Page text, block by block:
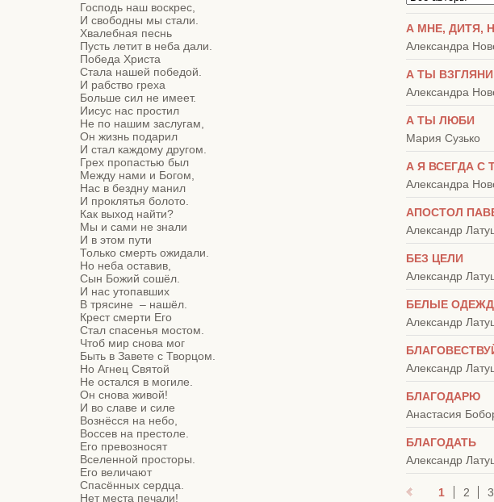
Господь наш воскрес,
И свободны мы стали.
Хвалебная песнь
Пусть летит в неба дали.
Победа Христа
Стала нашей победой.
И рабство греха
Больше сил не имеет.
Иисус нас простил
Не по нашим заслугам,
Он жизнь подарил
И стал каждому другом.
Грех пропастью был
Между нами и Богом,
Нас в бездну манил
И проклятья болото.
Как выход найти?
Мы и сами не знали
И в этом пути
Только смерть ожидали.
Но неба оставив,
Сын Божий сошёл.
И нас утопавших
В трясине  – нашёл.
Крест смерти Его
Стал спасенья мостом.
Чтоб мир снова мог
Быть в Завете с Творцом.
Но Агнец Святой
Не остался в могиле.
Он снова живой!
И во славе и силе
Вознёсся на небо,
Воссев на престоле.
Его превозносят
Вселенной просторы.
Его величают
Спасённых сердца.
Нет места печали!
А МНЕ, ДИТЯ,
Александра
А ТЫ
Александра
А ТЫ ЛЮБИ
Мария Сузько
А Я ВСЕГДА С
Александра
АПОСТОЛ
Александр
БЕЗ ЦЕЛИ
Александр
БЕЛЫЕ
Александр
Александр
БЛАГОДАРЮ
Анастасия
БЛАГОДАТЬ
Александр
1 2 3